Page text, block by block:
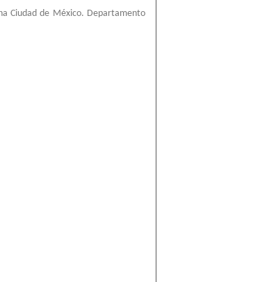
Ciudad de México. Departamento